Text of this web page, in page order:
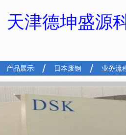
天津德坤盛源
产品展示 日本废钢 业务流